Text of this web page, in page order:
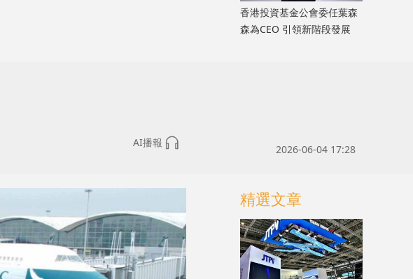
香港投資基金公會委任葉森
森為CEO 引領新階段發展
AI播報
2026-06-04 17:28
精選文章